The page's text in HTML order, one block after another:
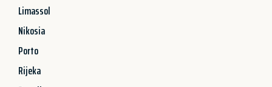
Limassol
Nikosia
Porto
Rijeka